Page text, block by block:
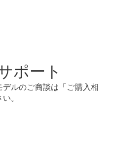
ポート
ルのご商談は「ご購入相
。